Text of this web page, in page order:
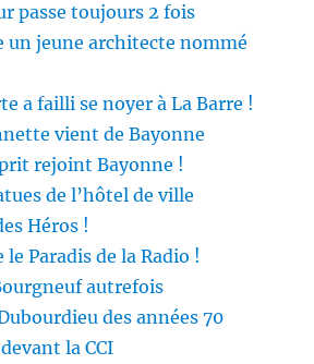
passe toujours 2 fois
un jeune architecte nommé
a failli se noyer à La Barre !
vient de Bayonne
rejoint Bayonne !
de l’hôtel de ville
Héros !
le Paradis de la Radio !
autrefois
des années 70
la CCI